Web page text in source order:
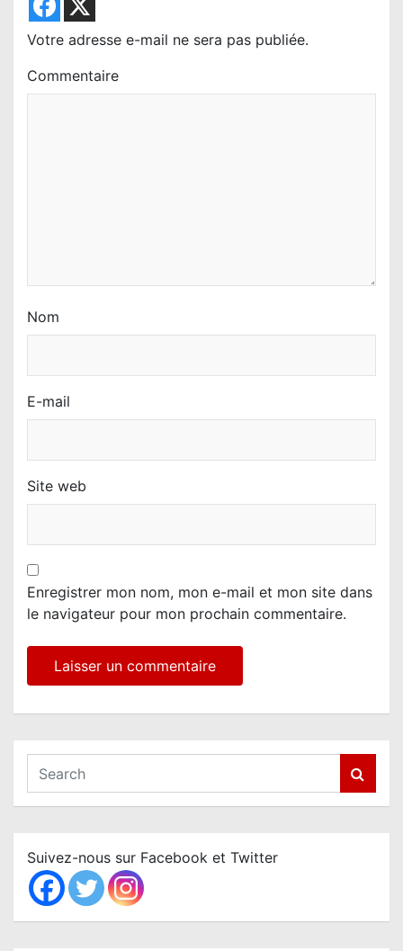
Votre adresse e-mail ne sera pas publiée.
Commentaire
Nom
E-mail
Site web
Enregistrer mon nom, mon e-mail et mon site dans
le navigateur pour mon prochain commentaire.
a
c
h
Suivez-nous sur Facebook et Twitter